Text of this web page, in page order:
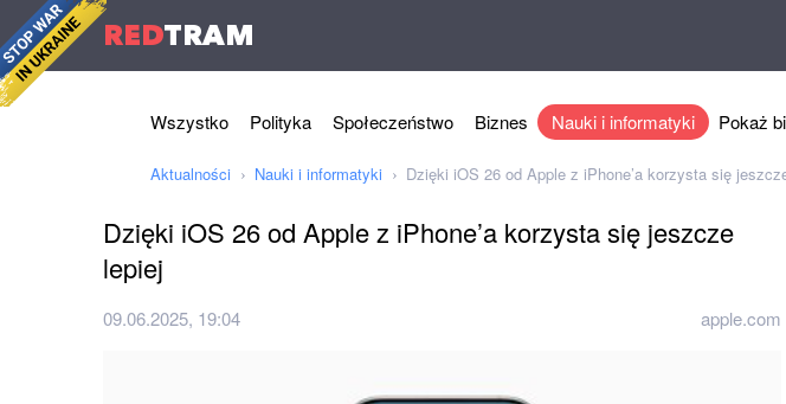
REDTRAM
Wszystko Polityka Społeczeństwo Biznes Nauki i informatyki Pokaż
Aktualności Nauki i informatyki Dzięki iOS 26 od Apple z iPhone’a korzysta się
Dzięki iOS 26 od Apple z iPhone’a korzysta się jeszcze
lepiej
09.06.2025, 19:04 apple.com